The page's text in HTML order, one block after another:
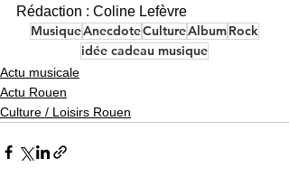
Rédaction : Coline Lefèvre
MusiqueAnecdoteCultureAlbumRock
idée cadeau musique
Actu musicale
Actu Rouen
Culture / Loisirs Rouen